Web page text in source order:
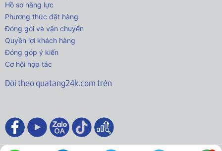
Hồ sơ năng lực
Phương thức đặt hàng
Đóng gói và vận chuyển
Quyền lợi khách hàng
Đóng góp ý kiến
Cơ hội hợp tác
Dõi theo quatang24k.com trên